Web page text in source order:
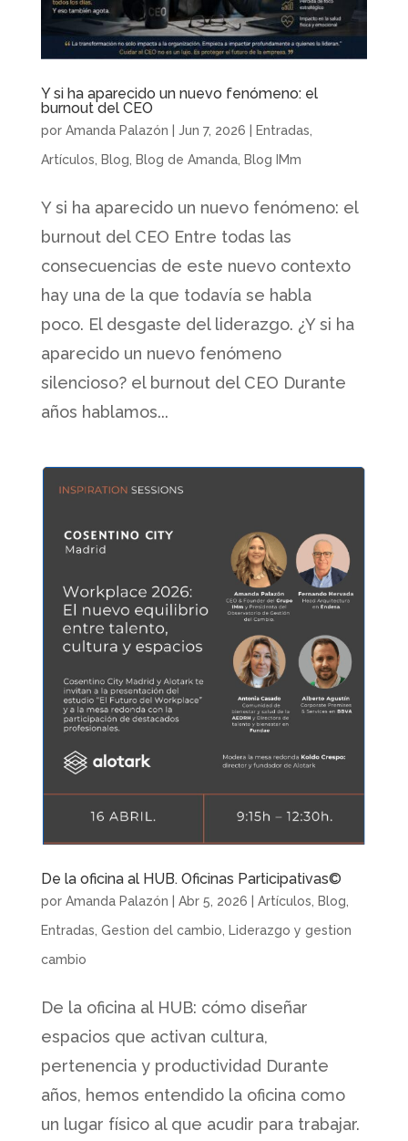
Y si ha aparecido un nuevo fenómeno: el
burnout del CEO
por Amanda Palazón Jun 7, 2026 Entradas
Artículos
Blog Blog de Amanda, Blog IMm
Y si ha aparecido un nuevo fenómeno: el
burnout del CEO Entre todas las
consecuencias de este nuevo contexto
hay una de la que todavía se habla
poco. El desgaste del liderazgo. ¿Y si ha
aparecido un nuevo fenómeno
silencioso? el burnout del CEO Durante
años hablamos...
De la oficina al HUB. Oficinas Participativas©
por Amanda Palazón Abr 5, 2026 Artículos Blog
Entradas Gestion del cambio
Liderazgo y gestion
cambio
De la oficina al HUB: cómo diseñar
espacios que activan cultura,
pertenencia y productividad Durante
años, hemos entendido la oficina como
un lugar físico al que acudir para trabajar.